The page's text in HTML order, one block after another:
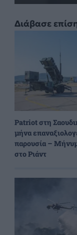
Διάβασε
Patriot στη
μήνα
παρουσία –
στο Ριάντ